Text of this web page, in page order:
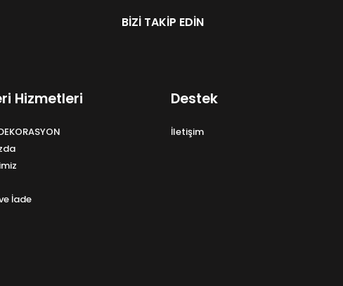
BIZI TAKIP EDIN
Hizmetleri
İade
Destek
İletişim